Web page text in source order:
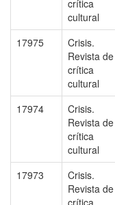
crítica
cultural
17975
Crisis.
Revista de
crítica
cultural
17974
Crisis.
Revista de
crítica
cultural
17973
Crisis.
Revista de
crítica